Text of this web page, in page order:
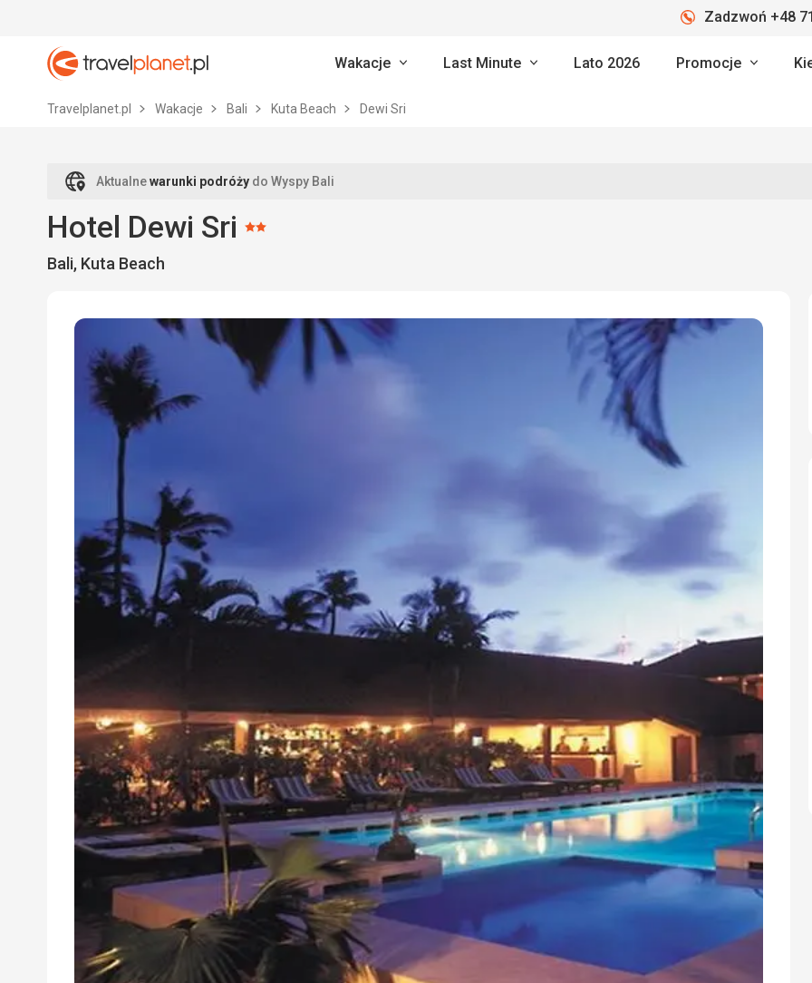
Travelplanet.pl
Zadzwoń +48
Wakacje Last Minute Lato 2026 Promocje
Travelplanet.pl Wakacje Bali Kuta Beach Dewi Sri
Aktualnewarunki podróży do Wyspy Bali
Hotel Dewi Sri Ocena:
Bali, Kuta Beach